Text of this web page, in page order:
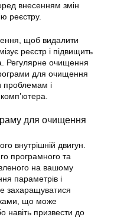
внесенням змін
реєстру.
щоб видалити
реєстр і підвищить
Регулярне очищення
для очищення
проблемам і
для очищення
внутрішній двигун.
програмного та
на вашому
параметрів і
захаращуватися
що може
навіть призвести до